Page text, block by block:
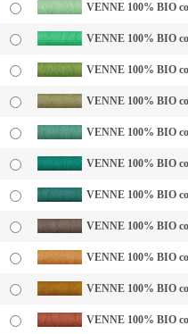
VENNE 100% BIO
VENNE 100% BIO
VENNE 100% BIO
VENNE 100% BIO
VENNE 100% BIO
VENNE 100% BIO
VENNE 100% BIO
VENNE 100% BIO
VENNE 100% BIO
VENNE 100% BIO
VENNE 100% BIO